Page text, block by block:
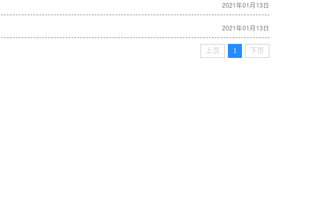
2021年01月13日
2021年01月13日
上页 1 下页